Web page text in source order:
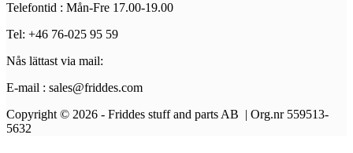
Telefontid : Mån-Fre 17.00-19.00
Tel: +46 76-025 95 59
Nås lättast via mail:
E-mail : sales@friddes.com
Copyright © 2026 - Friddes stuff and parts AB | Org.nr 559513-
5632